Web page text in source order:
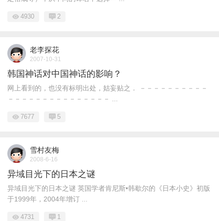
4930 2
老李探花
2007-10-31
韩国神话对中国神话的影响？
网上看到的，也没有标明出处，姑妄贴之． －－－－－－－－－－
－－－－－－－－－－－－－－－ ...
7677 5
雪村友梅
2008-6-16
异域目光下的日本之谜
异域目光下的日本之谜 英国学者肯尼斯•韩歇尔的《日本小史》初版
于1999年，2004年增订 ...
4731 1